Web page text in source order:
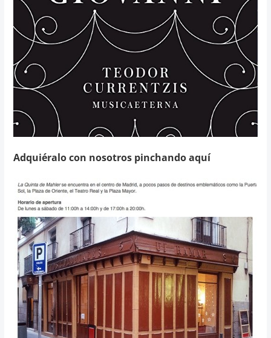
Adquiéralo con nosotros pinchando aquí